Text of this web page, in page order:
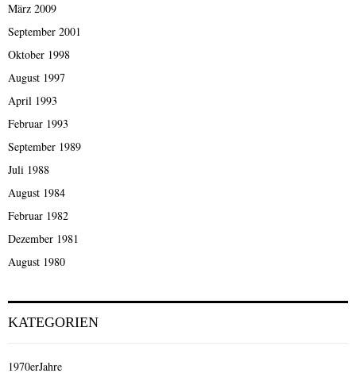
März 2009
September 2001
Oktober 1998
August 1997
April 1993
Februar 1993
September 1989
Juli 1988
August 1984
Februar 1982
Dezember 1981
August 1980
KATEGORIEN
1970erJahre